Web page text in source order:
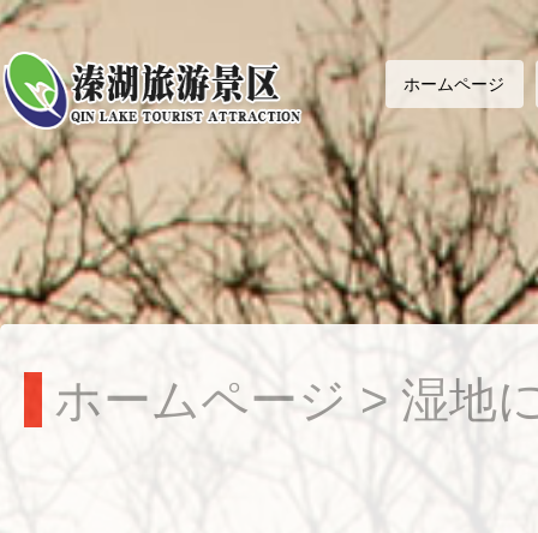
ホームページ
ホームページ > 湿地